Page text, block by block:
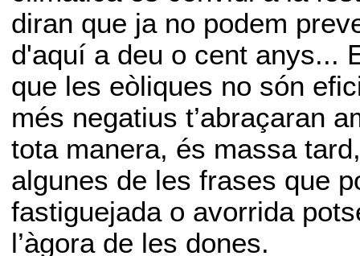
diran que ja no podem
d'aquí a deu o cent anys...
que les eòliques no són
més negatius t’abraçaran
tota manera, és massa
algunes de les frases que
fastiguejada o avorrida
l’àgora de les dones.